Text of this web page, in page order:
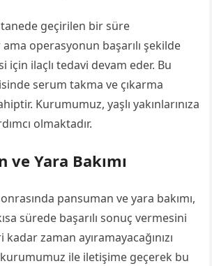
geçirilen bir süre
operasyonun başarılı şekilde
için ilaçlı tedavi devam eder. Bu
serum takma ve çıkarma
Kurumumuz, yaşlı yakınlarınıza
olmaktadır.
ve Yara Bakımı
pansuman ve yara bakımı,
sürede başarılı sonuç vermesini
zaman ayıramayacağınızı
ile iletişime geçerek bu